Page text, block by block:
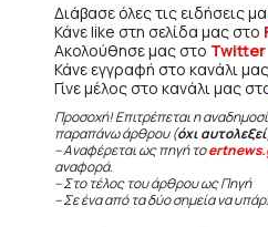
Διάβασε όλες τις ειδήσεις
Κάνε like στη σελίδα μας στο
Ακολούθησε μας στο Twitter
Κάνε εγγραφή στο κανάλι
Γίνε μέλος στο κανάλι μας
Προσοχή! Επιτρέπεται η
παραπάνω άρθρου (όχι αυτολεξεί
– Αναφέρεται ως πηγή το
αναφορά.
– Στο τέλος του άρθρου ως Πηγή
– Σε ένα από τα δύο σημεία να